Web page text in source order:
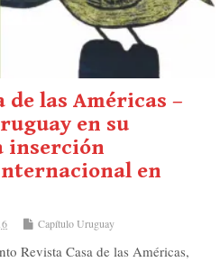
de las Américas –
en su
inserción
en
Capítulo Uruguay
Revista Casa de las Américas,